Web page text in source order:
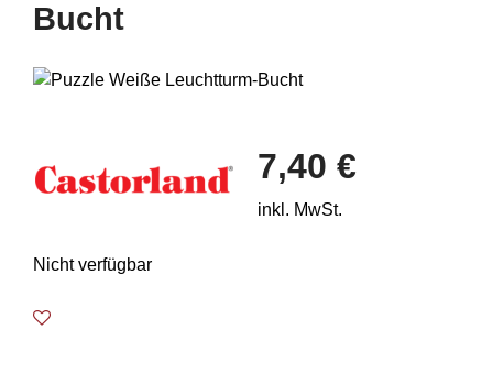
Bucht
7,40 €
inkl. MwSt.
Nicht verfügbar